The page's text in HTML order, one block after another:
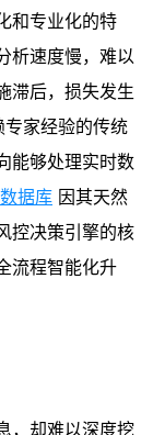
和专业化的特
析速度慢，难以
滞后，损失发生
专家经验的传统
能够处理实时数
据库 因其天然
控决策引擎的核
流程智能化升
，却难以深度挖